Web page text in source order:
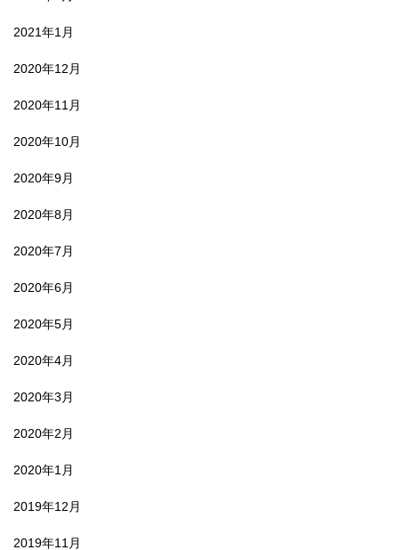
2021年1月
2020年12月
2020年11月
2020年10月
2020年9月
2020年8月
2020年7月
2020年6月
2020年5月
2020年4月
2020年3月
2020年2月
2020年1月
2019年12月
2019年11月